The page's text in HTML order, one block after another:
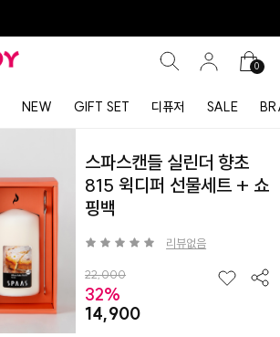
0
NEW GIFT SET 디퓨저 SALE
스파스캔들 실린더 향초
815 윅디퍼 선물세트 + 쇼
핑백
리뷰없음
22,000
32%
14,900